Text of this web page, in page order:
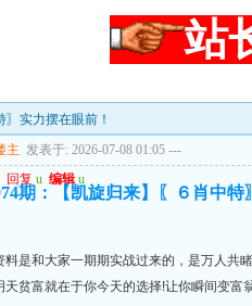
站
实力摆在眼前！
主 发表于: 2026-07-08 01:05 ---
回复 u 编辑 u
期：【凯旋归来】〖６肖中特
料是和大家一期期实战过来的，是万人共
天贫富就在于你今天的选择!让你瞬间变富